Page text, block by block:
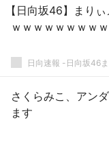
【日向坂46】まり
ｗｗｗｗｗｗｗｗｗ
日向速報 -日向坂46
さくらみこ、アン
ます